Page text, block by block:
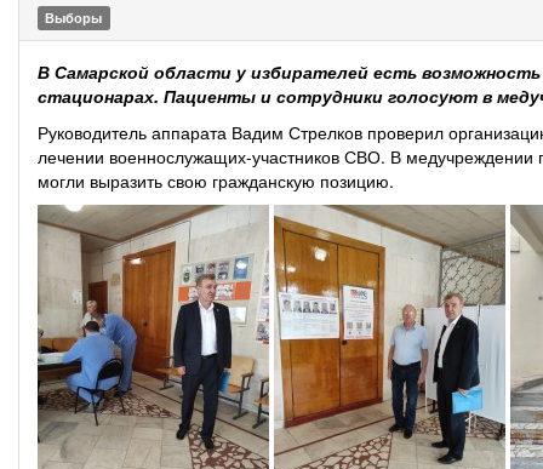
Выборы
В Самарской области у избирателей есть
стационарах. Пациенты и сотрудники голосуют в
Руководитель аппарата Вадим Стрелков проверил
лечении военнослужащих-участников СВО. В медучреждении
могли выразить свою гражданскую позицию.